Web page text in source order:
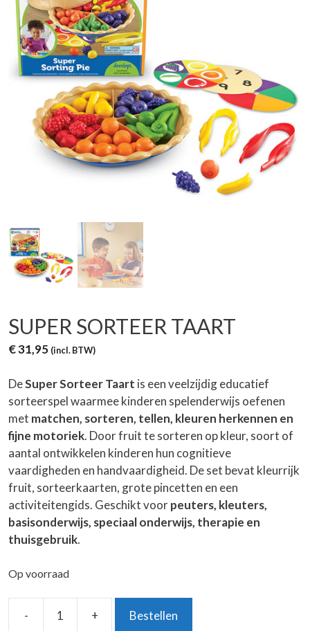
SUPER SORTEER TAART
€31,95 (incl. BTW)
DeSuper Sorteer Taart is een veelzijdig educatief
sorteerspel waarmee kinderen spelenderwijs oefenen
met matchen, sorteren, tellen, kleuren herkennen en
fijne motoriek. Door fruit te sorteren op kleur, soort of
aantal ontwikkelen kinderen hun cognitieve
vaardigheden en handvaardigheid. De set bevat kleurrijk
fruit, sorteerkaarten, grote pincetten en een
activiteitengids. Geschikt voorpeuters, kleuters,
basisonderwijs, speciaal onderwijs, therapie en
thuisgebruik.
Op voorraad
-
Super
+ Bestellen